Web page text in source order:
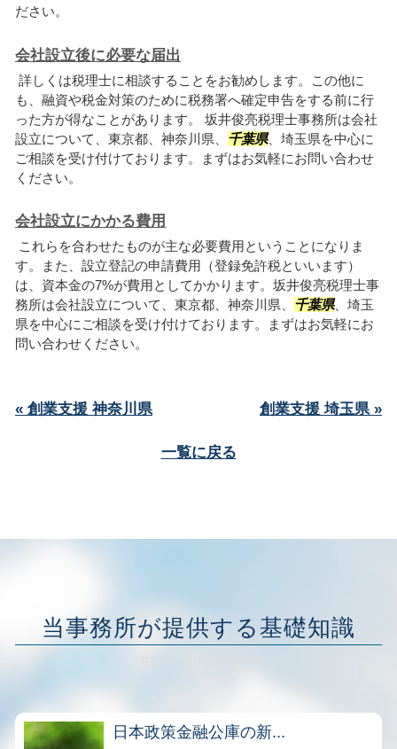
ださい。
会社設立後に必要な届出
詳しくは税理士に相談することをお勧めします。この他に
も、融資や税金対策のために税務署へ確定申告をする前に行
った方が得なことがあります。 坂井俊亮税理士事務所は会社
設立について、東京都、神奈川県、 千葉県、埼玉県を中心に
ご相談を受け付けております。まずはお気軽にお問い合わせ
ください。
会社設立にかかる費用
これらを合わせたものが主な必要費用ということになりま
す。また、設立登記の申請費用（登録免許税といいます）
は、資本金の7%が費用としてかかります。坂井俊亮税理士事
務所は会社設立について、東京都、神奈川県、 千葉県、埼玉
県を中心にご相談を受け付けております。まずはお気軽にお
問い合わせください。
« 創業支援 神奈川県 創業支援 埼玉県 »
一覧に戻る
当事務所が提供する基礎知識
日本政策金融公庫の新...